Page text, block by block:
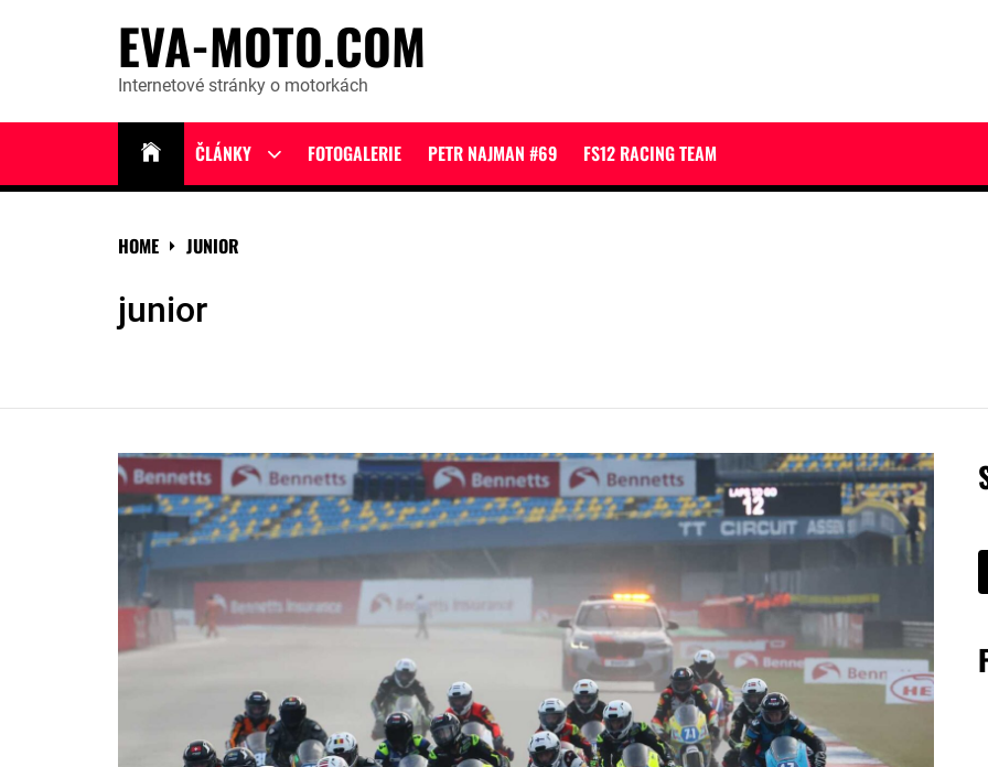
EVA-MOTO.COM
Internetové stránky o motorkách
ČLÁNKY
Show
menu
FOTOGALERIE PETR NAJMAN #69 FS12 RACING TEAM
HOME JUNIOR
junior